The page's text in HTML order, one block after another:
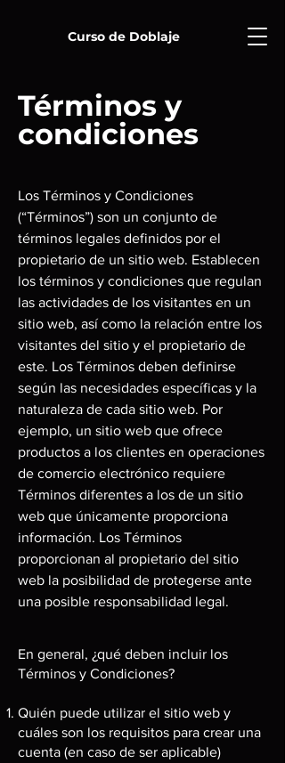
Curso de Doblaje
Términos y
condiciones
Los Términos y Condiciones
(“Términos”) son un conjunto de
términos legales definidos por el
propietario de un sitio web. Establecen
los términos y condiciones que regulan
las actividades de los visitantes en un
sitio web, así como la relación entre los
visitantes del sitio y el propietario de
este. Los Términos deben definirse
según las necesidades específicas y la
naturaleza de cada sitio web. Por
ejemplo, un sitio web que ofrece
productos a los clientes en operaciones
de comercio electrónico requiere
Términos diferentes a los de un sitio
web que únicamente proporciona
información. Los Términos
proporcionan al propietario del sitio
web la posibilidad de protegerse ante
una posible responsabilidad legal.
En general, ¿qué deben incluir los
Términos y Condiciones?
Quién puede utilizar el sitio web y
cuáles son los requisitos para crear una
cuenta (en caso de ser aplicable)